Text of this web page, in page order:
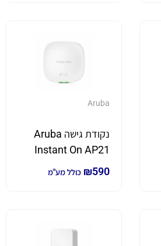
Aruba
נקודת גישה Aruba
Instant On AP21
₪590 כולל מע"מ